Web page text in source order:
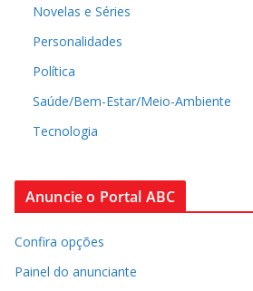
Novelas e Séries
Personalidades
Política
Saúde/Bem-Estar/Meio-Ambiente
Tecnologia
Anuncie o Portal ABC
Confira opções
Painel do anunciante